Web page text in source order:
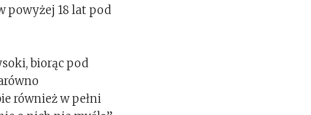
powyżej 18 lat pod
biorąc pod
również w pełni